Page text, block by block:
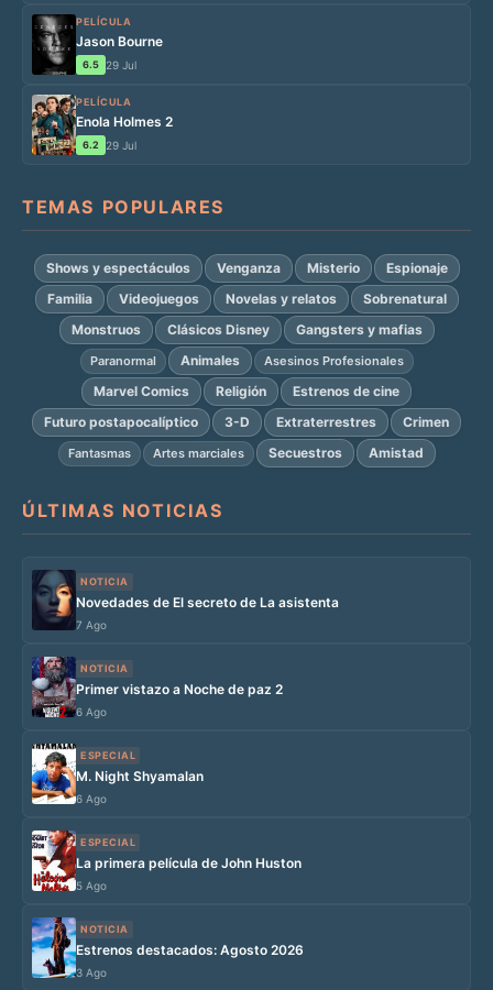
PELÍCULA
Jason Bourne
6.5 29 Jul
PELÍCULA
Enola Holmes 2
6.2 29 Jul
TEMAS POPULARES
Shows y espectáculos Venganza Misterio
Espionaje
Familia
Videojuegos Novelas y relatos
Sobrenatural
Monstruos
Clásicos Disney Gangsters y mafias
Paranormal Animales Asesinos Profesionales
Marvel Comics Religión
Estrenos de cine
Futuro postapocalíptico
3-D Extraterrestres Crimen
Fantasmas Artes marciales Secuestros Amistad
ÚLTIMAS NOTICIAS
NOTICIA
Novedades de El secreto de La asistenta
7 Ago
NOTICIA
Primer vistazo a Noche de paz 2
6 Ago
ESPECIAL
M. Night Shyamalan
6 Ago
ESPECIAL
La primera película de John Huston
5 Ago
NOTICIA
Estrenos destacados: Agosto 2026
3 Ago